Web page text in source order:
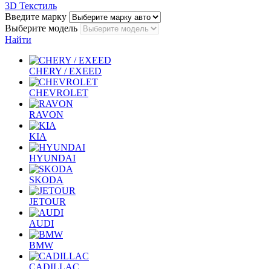
3D Текстиль
Введите марку
Выберите модель
Найти
CHERY / EXEED
CHEVROLET
RAVON
KIA
HYUNDAI
SKODA
JETOUR
AUDI
BMW
CADILLAC